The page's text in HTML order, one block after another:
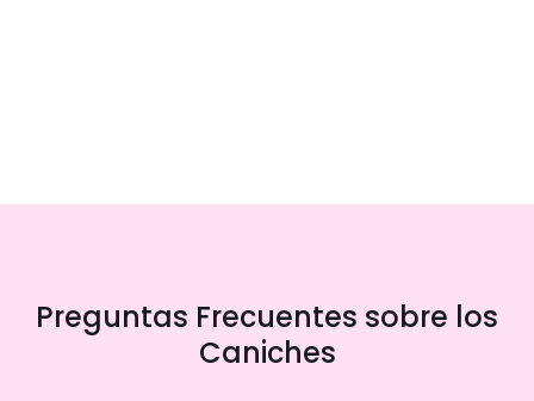
Preguntas Frecuentes sobre los
Caniches